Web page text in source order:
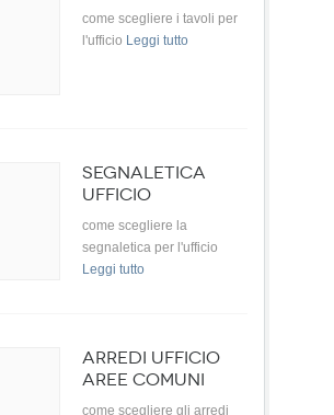
come scegliere i tavoli per
l'ufficio Leggi tutto
SEGNALETICA
UFFICIO
come scegliere la
segnaletica per l'ufficio
Leggi tutto
ARREDI UFFICIO
AREE COMUNI
come scegliere gli arredi